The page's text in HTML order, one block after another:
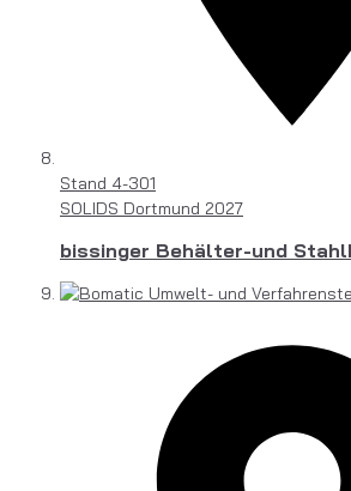
Stand 4-301
SOLIDS Dortmund 2027
bissinger Behälter-und